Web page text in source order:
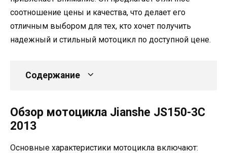
соотношение цены и качества, что делает его
отличным выбором для тех, кто хочет получить
надежный и стильный мотоцикл по доступной цене.
Содержание
Обзор мотоцикла Jianshe JS150-3C
2013
Основные характеристики мотоцикла включают: